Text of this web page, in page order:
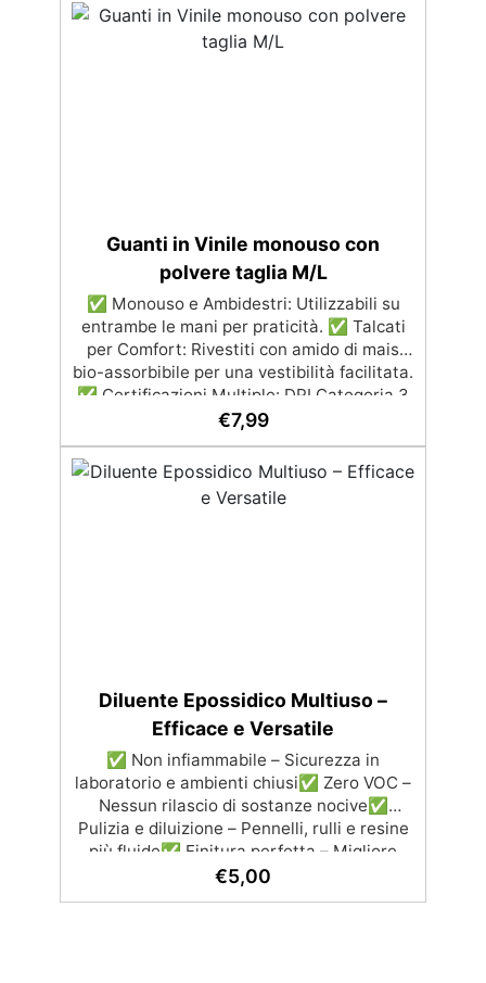
adattarsi a diverse superfici. ✅
Riutilizzabile e Riciclabile: Facile da pulire e
utilizzare più volte, sostenibile. ✅
Guanti in Vinile monouso con
polvere taglia M/L
✅ Monouso e Ambidestri: Utilizzabili su
entrambe le mani per praticità. ✅ Talcati
per Comfort: Rivestiti con amido di mais
bio-assorbibile per una vestibilità facilitata.
✅ Certificazioni Multiple: DPI Categoria 3
(Regolamento EU 2016/425), Dispositivo
2017/745). ✅ Sicuri per Alimenti (MOCA):
Idonei al contatto alimentare secondo le
normative UE e italiane. ✅ Confezione
€7,99
Diluente Epossidico Multiuso –
Efficace e Versatile
✅ Non infiammabile – Sicurezza in
laboratorio e ambienti chiusi✅ Zero VOC –
Nessun rilascio di sostanze nocive✅
Pulizia e diluizione – Pennelli, rulli e resine
più fluide✅ Finitura perfetta – Migliore
stesura e brillantezza della resina
€5,00